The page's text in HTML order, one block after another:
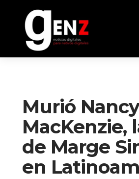
Murió Nancy
MacKenzie,
de Marge
en